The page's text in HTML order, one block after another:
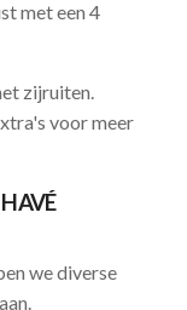
met een 4
zijruiten.
voor meer
we diverse